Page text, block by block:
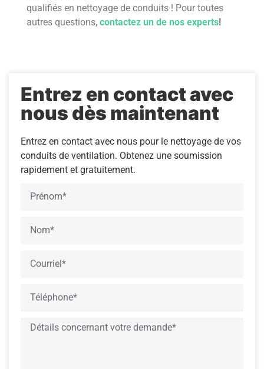
qualifiés en nettoyage de conduits ! Pour toutes
autres questions,contactez un de nos experts!
Entrez en contact avec
nous dès maintenant
Entrez en contact avec nous pour le nettoyage de vos
conduits de ventilation. Obtenez une soumission
rapidement et gratuitement.